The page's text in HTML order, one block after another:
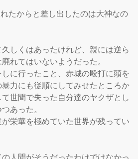
たからと差し出したのは大神なの
しくはあったけれど、親には逆ら
れてはいないようだった。
に行ったこと、赤城の殴打に頭を
力にも従順にしてみせたところか
世間で失った自分達のヤクザとし
あった。
栄華を極めていた世界が残ってい